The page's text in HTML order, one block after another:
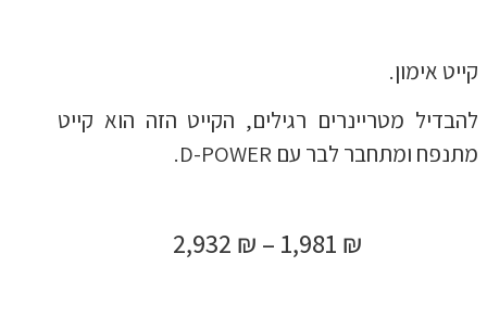
קייט אימון.
להבדיל מטריינרים רגילים, הקייט הזה הוא קייט
מתנפח ומתחבר לבר עם D-POWER.
1,981 ₪
–
2,932 ₪